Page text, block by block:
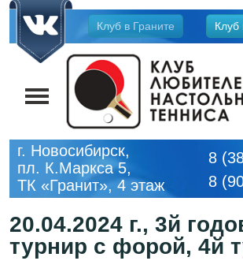
Jump
navigation
Клуб в Граните Клуб
г. Новосибирск,
пл. К.Маркса 5,
ТК «Гранит», 4 этаж
8
8
20.04.2024 г., 3й
турнир с форой, 4й